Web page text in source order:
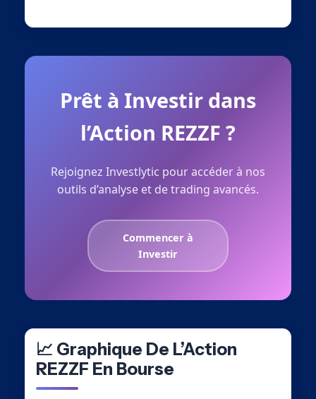
Prêt à Investir dans
l’Action REZZF ?
Rejoignez Investlytic pour accéder à nos
outils d’analyse et de trading avancés.
Commencer à
Investir
📈 Graphique De L’Action
REZZF En Bourse